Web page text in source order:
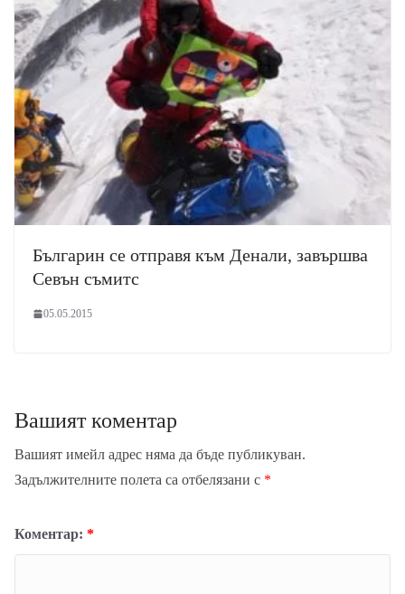
Българин се отправя към Денали, завършва
Севън съмитс
05.05.2015
Вашият коментар
Вашият имейл адрес няма да бъде публикуван.
Задължителните полета са отбелязани с *
Коментар: *